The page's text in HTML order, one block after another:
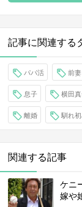
記事に関連する
パパ活 前妻
息子 横田
離婚 馴れ
関連する記事
ケニ
嫁や